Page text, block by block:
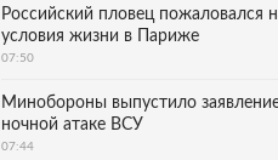
Российский пловец пожаловался
условия жизни в Париже
07:50
Минобороны выпустило
ночной атаке ВСУ
07:44